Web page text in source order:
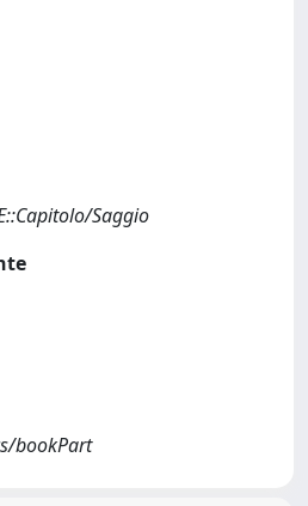
Saggio
bookPart